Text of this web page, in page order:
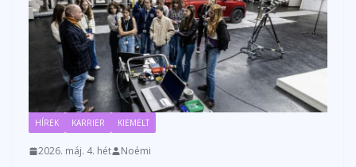
HÍREK KARRIER KIEMELT
2026. máj. 4. hét Noémi